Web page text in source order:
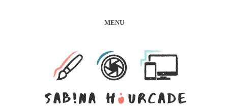
MENU